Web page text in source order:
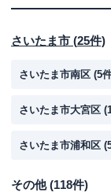
さいたま市 (25件)
さいたま市南区 (5
さいたま市大宮区 (
さいたま市浦和区 (
その他(118件)